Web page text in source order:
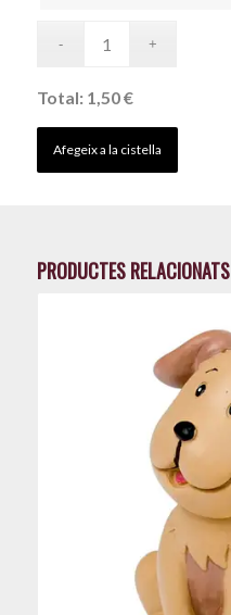
Total: 1,50 €
Afegeix a la cistella
PRODUCTES RELACIONATS